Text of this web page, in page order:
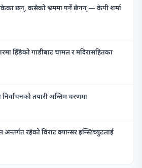
छन्, कसैको भ्रममा पर्ने छैनन् — केपी शर्मा
हिँडेको गाडीबाट चामल र मदिरासहितका
निर्वाचनको तयारी अन्तिम चरणमा